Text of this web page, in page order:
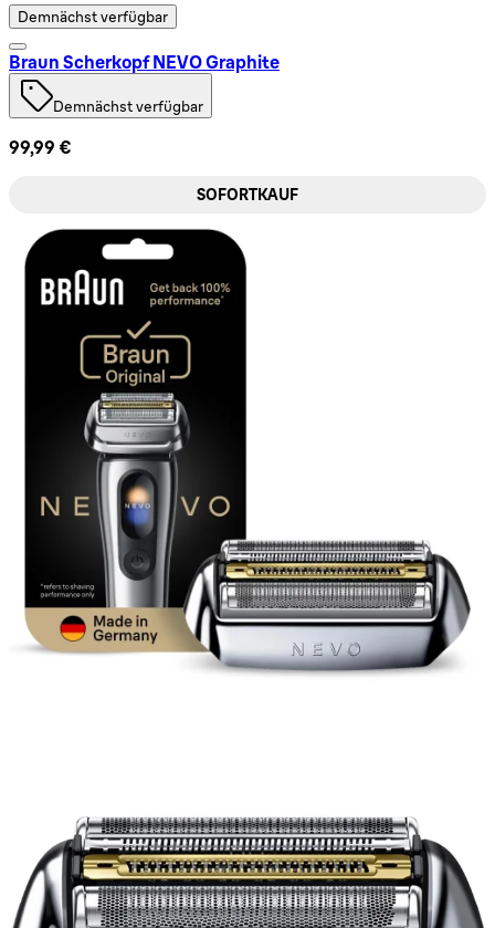
Demnächst verfügbar
Braun Scherkopf NEVO Graphite
Demnächst verfügbar
99,99 €
SOFORTKAUF